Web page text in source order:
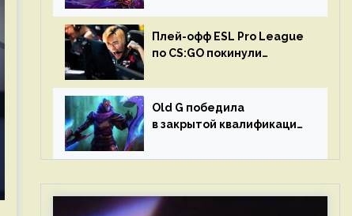
Плей-офф ESL Pro League
по CS:GO покинули
Old G победила
в закрытой квалификации
Западной Европы